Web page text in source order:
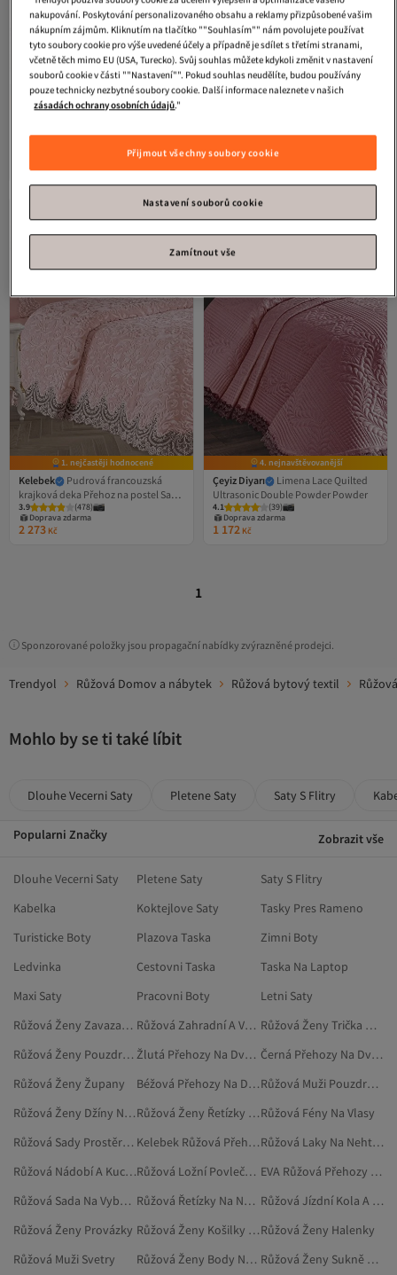
5. nejnavštěvovanější
Kure 3dílný prášek na přehoz na
1 592Kč
prošívaný ultrazvukový přehoz na
postel pro dvě osoby
15
Doprava zdarma
1 187Kč
1. nejčastěji hodnocené
Kelebek
Pudrová francouzská
krajková deka Přehoz na postel Sada
dek pro věnu bez krabice
3.9 (478)
Doprava zdarma
2 273 Kč
4. nejnavštěvovanější
Çeyiz Diyarı
Limena Lace Quilted
Ultrasonic Double Powder Powder
4.1 (39)
Doprava zdarma
1 172 Kč
1
Sponzorované položky jsou propagační nabídky zvýrazněné prodejci.
Trendyol Růžová Domov a nábytek Růžová bytový textil
Mohlo by se ti také líbit
Dlouhe Vecerni Saty Pletene Saty Saty S Flitry
Popularni Značky Zobrazit vše
Dlouhe Vecerni Saty Pletene Saty
Saty S Flitry
Kabelka
Koktejlove Saty
Tasky Pres Rameno
Turisticke Boty
Plazova Taska
Zimni Boty
Ledvinka
Cestovni Taska
Taska Na Laptop
Maxi Saty
Pracovni Boty
Letni Saty
Růžová Ženy Zavazadla
Růžová Zahradní A Venkovní Hračky
Růžová Ženy Trička Nadměrné Velikosti
Růžová Ženy Pouzdra Na Karty
Žlutá Přehozy Na Dvoulůžko
Černá Přehozy Na Dvoulůžko
Růžová Ženy Župany
Béžová Přehozy Na Dvoulůžko
Růžová Muži Pouzdra Na Karty
Růžová Ženy Džíny Nadměrné Velikosti
Růžová Ženy Řetízky Na NohuRůžová Fény Na Vlasy
Růžová Sady Prostěradel Na Jednolůžko
Kelebek Růžová Přehozy Na Dvoulůžko
Růžová Laky Na Nehty A Odstraňovače Laku
Růžová Nádobí A Kuchyně
Růžová Ložní Povlečení
EVA Růžová Přehozy Na Jednolůžko
Růžová Sada Na Vybarvování
Růžová Řetízky Na Nohu
Růžová Jízdní Kola A Příslušenství
Růžová Ženy Provázky
Růžová Ženy Košilky Nadměrné VelikostiRůžová Ženy Halenky
Růžová Muži Svetry
Růžová Ženy Body Nadměrné Velikosti
Růžová Ženy Sukně Nadměrné Velikosti
nakupování. Poskytování personalizovaného obsahu a reklamy přizpůsobené vašim
nákupním zájmům. Kliknutím na tlačítko ""Souhlasím"" nám povolujete používat
tyto soubory cookie pro výše uvedené účely a případně je sdílet s třetími stranami,
včetně těch mimo EU (USA, Turecko). Svůj souhlas můžete kdykoli změnit v nastavení
souborů cookie v části ""Nastavení"". Pokud souhlas neudělíte, budou používány
pouze technicky nezbytné soubory cookie. Další informace naleznete v našich
zásadách ochrany osobních údajů."
Přijmout všechny soubory cookie
Nastavení souborů cookie
Zamítnout vše